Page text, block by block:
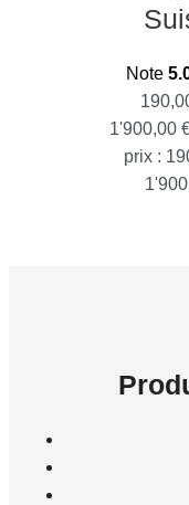
Note
1'900,00
prix :